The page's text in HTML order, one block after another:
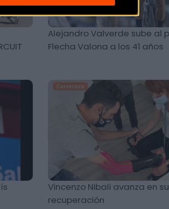
Alejandro Valverde sube al
Flecha Valona a los 41 años
Carretera
Vincenzo Nibali avanza en su
recuperación